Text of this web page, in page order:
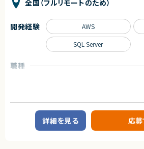
【MUST】
・toC 向けサービスの開発・運用保守経験
・機能数が多い、データ量が多いなど大規模なシ
・SQL ServerやMySQLを使った開発・運用保守経
・DBAとして、DBサーバの構築に携わった経験
・インフラ刷新やシステムリプレースなど移行業
・同じプロジェクトメンバーとコミュニケーショ
・リモート開発の経験
全国（フルリモートのため）
職種
通信業界向けの大規模クラウド基盤構築プロジ
CP環境についての構成情報の可視化およびガ
正を目的とした新環境設計・構築を行います。
開発経験 AWS
SQL Server
詳細を見る 応募